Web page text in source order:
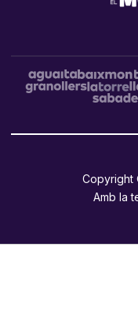
Copyright
Amb la